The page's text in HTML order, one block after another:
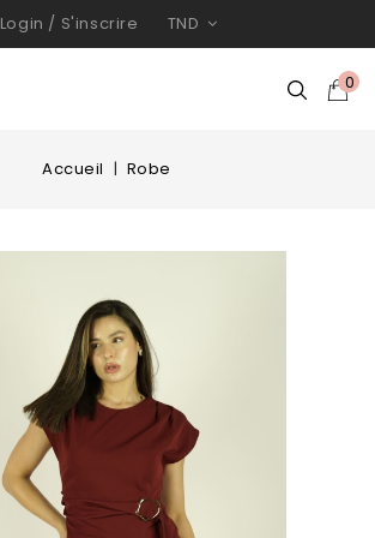
Login / S'inscrire TND
0
Accueil Robe